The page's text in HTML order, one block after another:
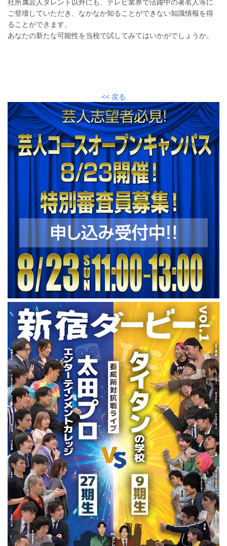
社所属芸人タレント以外にも、テレビ業界で活躍中の著名人等に
ご登壇していただき、なかなか知ることができない知識情報を得
ることができます。
あなたの新たな可能性を当校で試してみてはいかがでしょうか。
<< 戻る